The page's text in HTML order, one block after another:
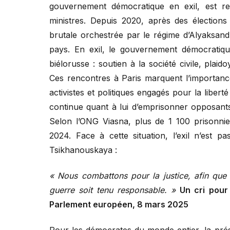
gouvernement démocratique en exil, est
ministres. Depuis 2020, après des
brutale orchestrée par le régime
pays. En exil, le gouvernement
biélorusse : soutien à la société civile,
Ces rencontres à Paris marquent
activistes et politiques engagés pour la
continue quant à lui d’emprisonner
Selon l’ONG Viasna, plus de 1 100
2024. Face à cette situation, l’exil n’est
Tsikhanouskaya :
« Nous combattons pour la justice, afin
guerre soit tenu responsable. » Un cri
Parlement européen, 8 mars 2025